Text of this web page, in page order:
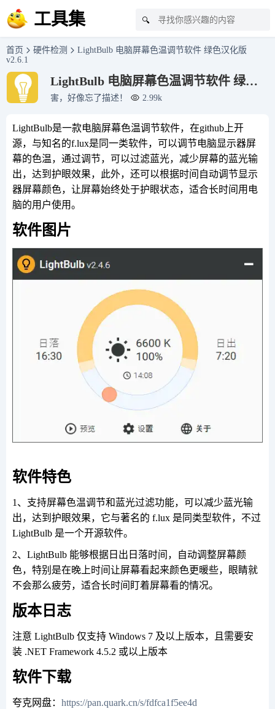
工具集 🔍
首页 硬件检测
LightBulb 电脑屏幕色温调节软件 绿色汉化版
v2.6.1
LightBulb 电脑屏幕色温调节软件 绿色
汉化版 v2.6.1
害，好像忘了描述！ 2.99k
LightBulb是一款电脑屏幕色温调节软件，在github上开
源，与知名的f.lux是同一类软件，可以调节电脑显示器屏
幕的色温，通过调节，可以过滤蓝光，减少屏幕的蓝光输
出，达到护眼效果，此外，还可以根据时间自动调节显示
器屏幕颜色，让屏幕始终处于护眼状态，适合长时间用电
脑的用户使用。
软件图片
软件特色
1、支持屏幕色温调节和蓝光过滤功能，可以减少蓝光输
出，达到护眼效果，它与著名的 f.lux 是同类型软件，不过
LightBulb 是一个开源软件。
2、LightBulb 能够根据日出日落时间，自动调整屏幕颜
色，特别是在晚上时间让屏幕看起来颜色更暖些，眼睛就
不会那么疲劳，适合长时间盯着屏幕看的情况。
版本日志
注意 LightBulb 仅支持 Windows 7 及以上版本，且需要安
装 .NET Framework 4.5.2 或以上版本
软件下载
夸克网盘： https://pan.quark.cn/s/fdfca1f5ee4d